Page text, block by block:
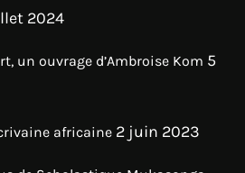
2024
un ouvrage d’Ambroise Kom 5
africaine 2 juin 2023